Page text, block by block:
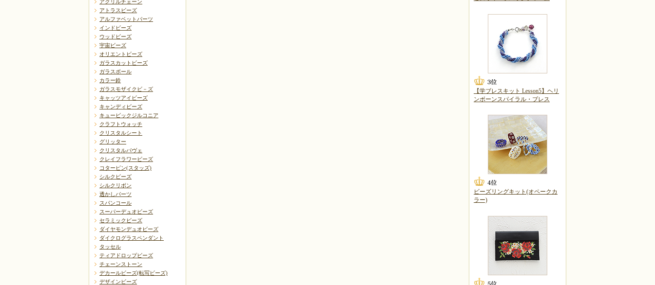
アクリルチェーン
アトラスビーズ
アルファベットパーツ
インドビーズ
ウッドビーズ
宇宙ビーズ
オリエントビーズ
ガラスカットビーズ
ガラスボール
カラー鈴
ガラスモザイクビ－ズ
キャッツアイビーズ
キャンディビーズ
キュービックジルコニア
クラフトウォッチ
クリスタルシート
グリッター
クリスタルパヴェ
クレイフラワービーズ
コターピン(スタッズ)
シルクビーズ
シルクリボン
透かしパーツ
スパンコール
スーパーデュオビーズ
セラミックビーズ
ダイヤモンデュオビーズ
ダイクログラスペンダント
タッセル
ティアドロップビーズ
チェーンストーン
デカールビーズ(転写ビーズ)
デザインビーズ
【学ブレスキット Lesson5】ヘリ
ンボーンスパイラル・ブレス
ビーズリングキット(オペークカ
ラー)